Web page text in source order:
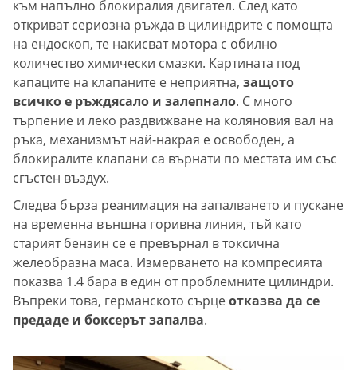
към напълно блокиралия двигател. След като
откриват сериозна ръжда в цилиндрите с помощта
на ендоскоп, те накисват мотора с обилно
количество химически смазки. Картината под
капаците на клапаните е неприятна, защото
всичко е ръждясало и залепнало. С много
търпение и леко раздвижване на коляновия вал на
ръка, механизмът най-накрая е освободен, а
блокиралите клапани са върнати по местата им със
сгъстен въздух.
Следва бърза реанимация на запалването и пускане
на временна външна горивна линия, тъй като
старият бензин се е превърнал в токсична
желеобразна маса. Измерването на компресията
показва 1.4 бара в един от проблемните цилиндри.
Въпреки това, германското сърцеотказва да се
предаде и боксерът запалва.